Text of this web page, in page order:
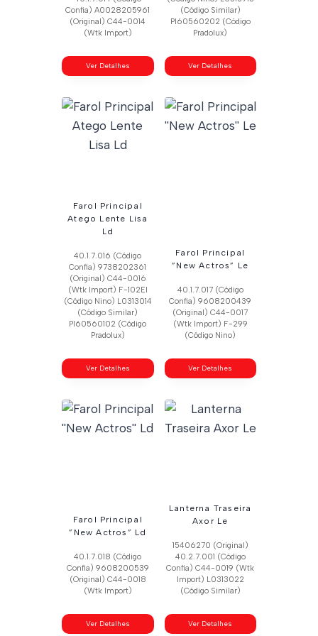
Confia) A0028205961
(Original) C44-0014
(Wtk Import)
Ver Detalhes
(Código Similar)
Pl60560202 (Código
Pradolux)
Ver Detalhes
Farol Principal
Atego Lente Lisa
Ld
40.1.7.016 (Código
Confia) 9738202361
(Original) C44-0016
(Wtk Import) F-102El
(Código Nino) L0313014
(Código Similar)
Pl60560102 (Código
Pradolux)
Ver Detalhes
Farol Principal
”New Actros” Le
40.1.7.017 (Código
Confia) 9608200439
(Original) C44-0017
(Wtk Import) F-299
(Código Nino)
Ver Detalhes
Farol Principal
”New Actros” Ld
40.1.7.018 (Código
Confia) 9608200539
(Original) C44-0018
(Wtk Import)
Ver Detalhes
Lanterna Traseira
Axor Le
15406270 (Original)
40.2.7.001 (Código
Confia) C44-0019 (Wtk
Import) L0313022
(Código Similar)
Ver Detalhes